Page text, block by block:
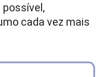
cada vez mais